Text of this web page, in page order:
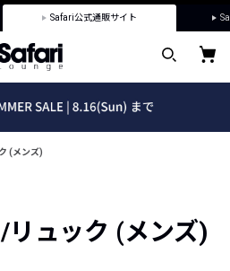
Safari公式通販サイト
(メンズ)
ュック (メンズ)